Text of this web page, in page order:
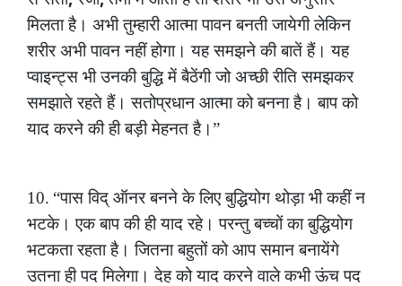
मिलता है। अभी तुम्हारी आत्मा पावन बनती जायेगी लेकिन
शरीर अभी पावन नहीं होगा। यह समझने की बातें हैं। यह
प्वाइन्ट्स भी उनकी बुद्धि में बैठेंगी जो अच्छी रीति समझकर
समझाते रहते हैं। सतोप्रधान आत्मा को बनना है। बाप को
याद करने की ही बड़ी मेहनत है।”
10. “पास विद् ऑनर बनने के लिए बुद्धियोग थोड़ा भी कहीं न
भटके। एक बाप की ही याद रहे। परन्तु बच्चों का बुद्धियोग
भटकता रहता है। जितना बहुतों को आप समान बनायेंगे
उतना ही पद मिलेगा। देह को याद करने वाले कभी ऊंच पद